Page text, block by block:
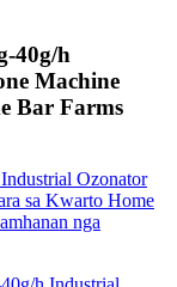
40g/h
Machine
Bar Farms